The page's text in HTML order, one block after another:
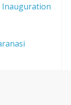
Inauguration